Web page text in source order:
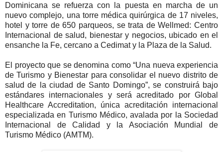
Dominicana se refuerza con la puesta en marcha de un
nuevo complejo, una torre médica quirúrgica de 17 niveles,
hotel y torre de 650 parqueos, se trata de Wellmed: Centro
Internacional de salud, bienestar y negocios, ubicado en el
ensanche la Fe, cercano a Cedimat y la Plaza de la Salud.
El proyecto que se denomina como “Una nueva experiencia
de Turismo y Bienestar para consolidar el nuevo distrito de
salud de la ciudad de Santo Domingo”, se construirá bajo
estándares internacionales y será acreditado por Global
Healthcare Accreditation, única acreditación internacional
especializada en Turismo Médico, avalada por la Sociedad
Internacional de Calidad y la Asociación Mundial de
Turismo Médico (AMTM).